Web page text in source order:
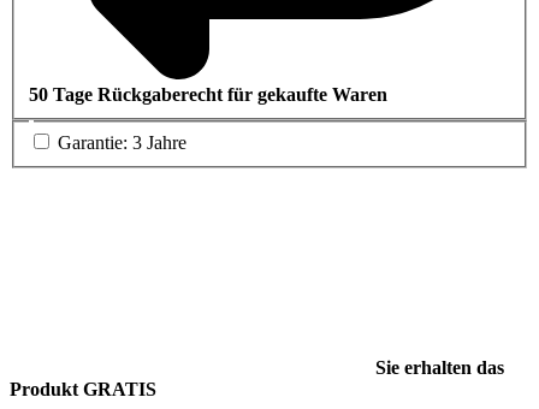
50 Tage Rückgaberecht für gekaufte Waren
Garantie: 3 Jahre
Sie erhalten das
Produkt GRATIS